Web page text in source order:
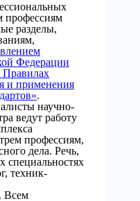
профессиям
разделы,
Федерации
Правилах
и применения
.
научно-
ведут работу
профессиям,
дела. Речь,
специальностях
техник-
Всем